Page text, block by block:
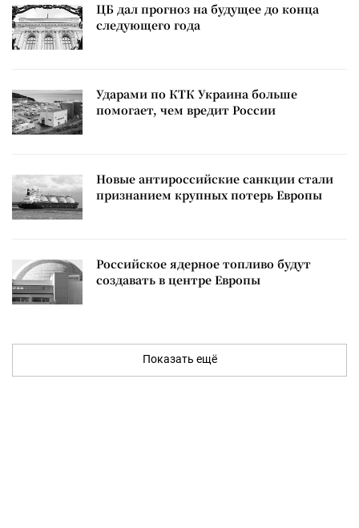
ЦБ дал прогноз на будущее до конца
следующего года
Ударами по КТК Украина больше
помогает, чем вредит России
Новые антироссийские санкции стали
признанием крупных потерь Европы
Российское ядерное топливо будут
создавать в центре Европы
Показать ещё